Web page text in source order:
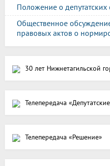
Положение о
Общественное
правовых актов о
30 лет Нижнетагильской
Телепередача
Телепередача «Решение»